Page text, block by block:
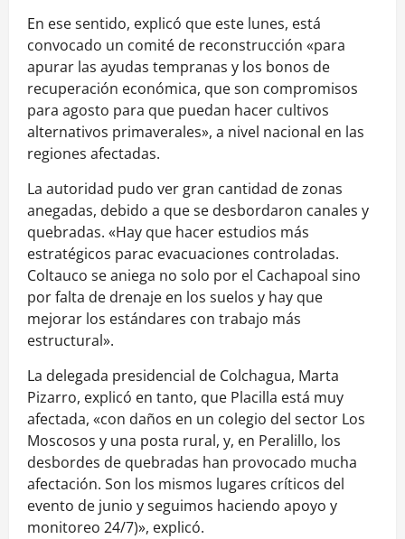
En ese sentido, explicó que este lunes, está
convocado un comité de reconstrucción «para
apurar las ayudas tempranas y los bonos de
recuperación económica, que son compromisos
para agosto para que puedan hacer cultivos
alternativos primaverales», a nivel nacional en las
regiones afectadas.
La autoridad pudo ver gran cantidad de zonas
anegadas, debido a que se desbordaron canales y
quebradas. «Hay que hacer estudios más
estratégicos parac evacuaciones controladas.
Coltauco se aniega no solo por el Cachapoal sino
por falta de drenaje en los suelos y hay que
mejorar los estándares con trabajo más
estructural».
La delegada presidencial de Colchagua, Marta
Pizarro, explicó en tanto, que Placilla está muy
afectada, «con daños en un colegio del sector Los
Moscosos y una posta rural, y, en Peralillo, los
desbordes de quebradas han provocado mucha
afectación. Son los mismos lugares críticos del
evento de junio y seguimos haciendo apoyo y
monitoreo 24/7)», explicó.